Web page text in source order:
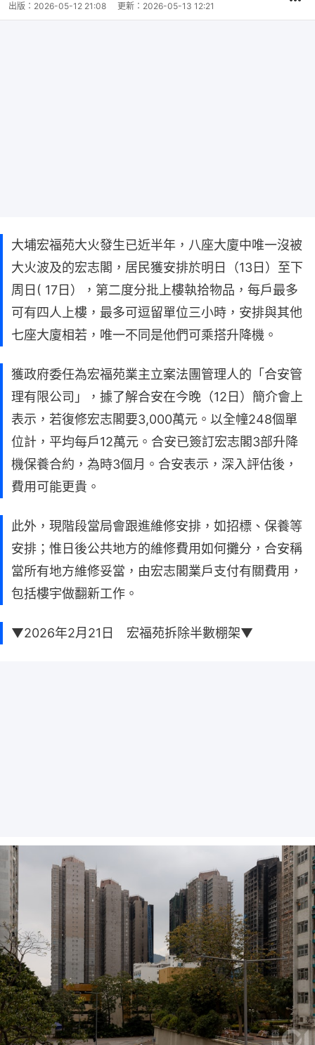
出版： 2026-05-12 21:08 更新： 2026-05-13 12:21
大埔宏福苑大火發生已近半年，八座大廈中唯一沒被
大火波及的宏志閣，居民獲安排於明日（13日）至下
周日( 17日），第二度分批上樓執拾物品，每戶最多
可有四人上樓，最多可逗留單位三小時，安排與其他
七座大廈相若，唯一不同是他們可乘搭升降機。
獲政府委任為宏福苑業主立案法團管理人的「合安管
理有限公司」，據了解合安在今晚（12日）簡介會上
表示，若復修宏志閣要3,000萬元。以全幢248個單
位計，平均每戶12萬元。合安已簽訂宏志閣3部升降
機保養合約，為時3個月。合安表示，深入評估後，
費用可能更貴。
此外，現階段當局會跟進維修安排，如招標、保養等
安排；惟日後公共地方的維修費用如何攤分，合安稱
當所有地方維修妥當，由宏志閣業戶支付有關費用，
包括樓宇做翻新工作。
▼2026年2月21日 宏福苑拆除半數棚架▼